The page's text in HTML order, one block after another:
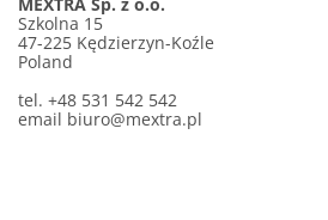
Szkolna 15
47-225 Kędzierzyn-Koźle
Poland
tel. +48 531 542 542
email biuro@mextra.pl